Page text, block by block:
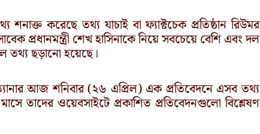
করেছে তথ্য যাচাই বা ফ্যাক্টচেক প্রতিষ্ঠান রিউমর
প্রধানমন্ত্রী শেখ হাসিনাকে নিয়ে সবচেয়ে বেশি এবং দল
তথ্য ছড়ানো হয়েছে।
স্ক্যানার আজ শনিবার (২৬ এপ্রিল) এক প্রতিবেদনে এসব তথ্য
তাদের ওয়েবসাইটে প্রকাশিত প্রতিবেদনগুলো বিশ্লেষণ